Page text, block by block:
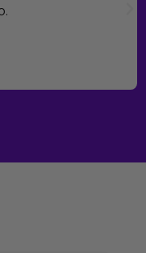
productos.